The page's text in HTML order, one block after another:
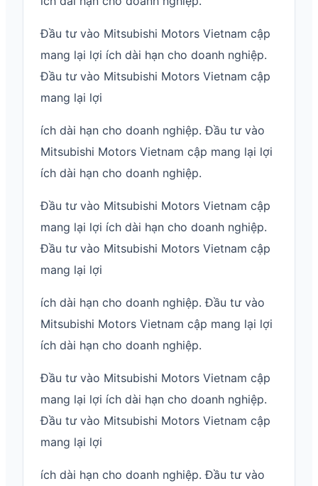
Đầu tư vào Mitsubishi Motors Vietnam cập
mang lại lợi ích dài hạn cho doanh nghiệp.
Đầu tư vào Mitsubishi Motors Vietnam cập
mang lại lợi
ích dài hạn cho doanh nghiệp. Đầu tư vào
Mitsubishi Motors Vietnam cập mang lại lợi
ích dài hạn cho doanh nghiệp.
Đầu tư vào Mitsubishi Motors Vietnam cập
mang lại lợi ích dài hạn cho doanh nghiệp.
Đầu tư vào Mitsubishi Motors Vietnam cập
mang lại lợi
ích dài hạn cho doanh nghiệp. Đầu tư vào
Mitsubishi Motors Vietnam cập mang lại lợi
ích dài hạn cho doanh nghiệp.
Đầu tư vào Mitsubishi Motors Vietnam cập
mang lại lợi ích dài hạn cho doanh nghiệp.
Đầu tư vào Mitsubishi Motors Vietnam cập
mang lại lợi
ích dài hạn cho doanh nghiệp. Đầu tư vào